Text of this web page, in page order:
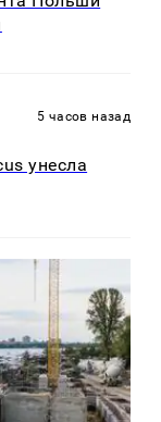
5 часов назад
унесла